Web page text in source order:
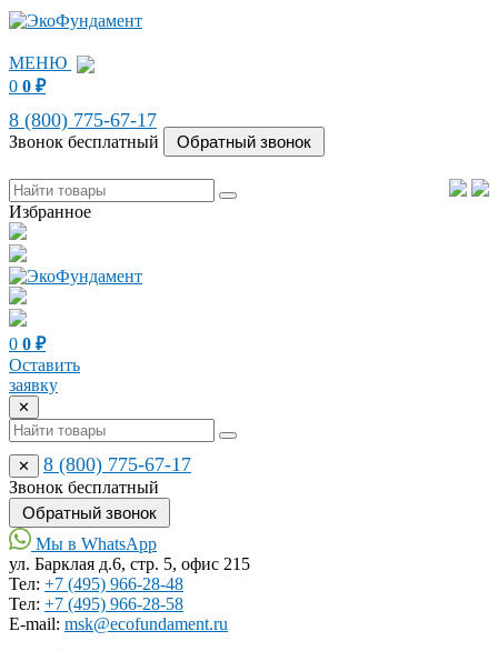
МЕНЮ
0 0 ₽
8 (800) 775-67-17
Звонок бесплатный
Избранное
0 0 ₽
Оставить
заявку
✕
✕ 8 (800) 775-67-17
Звонок бесплатный
Мы в WhatsApp
ул. Барклая д.6, стр. 5, офис 215
Тел: +7 (495) 966-28-48
Тел: +7 (495) 966-28-58
Е-mail: msk@ecofundament.ru